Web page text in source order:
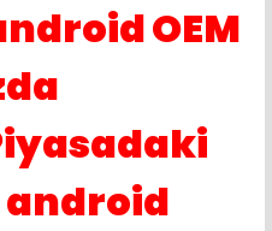
OEM